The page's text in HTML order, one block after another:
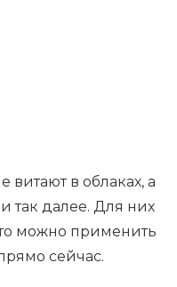
в облаках, а
так далее. Для них
можно применить
сейчас.